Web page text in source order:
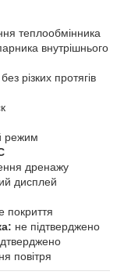
теплообмінника
внутрішнього
різких протягів
режим
дренажу
дисплей
покриття
не підтверджено
повітря